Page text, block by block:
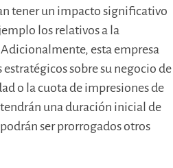
tener un impacto significativo
los relativos a la
esta empresa
sobre su negocio de
o la cuota de impresiones de
una duración inicial de
ser prorrogados otros